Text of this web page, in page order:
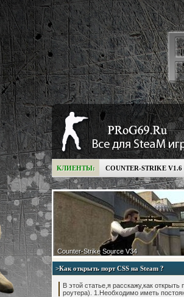
КЛИЕНТЫ: COUNTER-STRIKE V1.6
Counter-Strike Source V34
>Как открыть порт CSS на Steam ?
В этой статье,я расскажу,как открыть
роутера). 1.Необходимо иметь